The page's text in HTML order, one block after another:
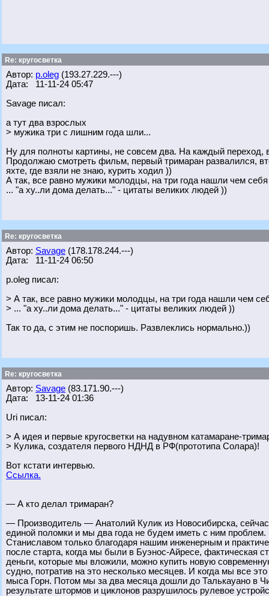
Re: кругосветка
Автор: p.oleg (193.27.229.---)
Дата: 11-11-24 05:47
Savage писал:
а тут два взрослых
> мужика три с лишним года шли...
Ну для полноты картины, не совсем два. На каждый переход,
Продолжаю смотреть фильм, первый тримаран развалился,
яхте, где взяли не знаю, курить ходил ))
А так, все равно мужики молодцы, на три года нашли чем себя
... "а ху..ли дома делать..." - цитаты великих людей ))
Re: кругосветка
Автор: Savage (178.178.244.---)
Дата: 11-11-24 06:50
p.oleg писал:
> А так, все равно мужики молодцы, на три года нашли чем
> ... "а ху..ли дома делать..." - цитаты великих людей ))
Так то да, с этим не поспоришь. Развлеклись нормально.))
Re: кругосветка
Автор: Savage (83.171.90.---)
Дата: 13-11-24 01:36
Uri писал:
> А идея и первые кругосветки на надувном катамаране-
> Кулика, создателя первого НДНД в РФ(прототипа Солара)!
Вот кстати интервью.
Ссылка.
— А кто делал тримаран?
— Производитель — Анатолий Кулик из Новосибирска,
единой поломки и мы два года не будем иметь с ним
Станиславом только благодаря нашим инженерным и
после старта, когда мы были в Буэнос-Айресе, фактическая
деньги, которые мы вложили, можно купить новую
судно, потратив на это несколько месяцев. И когда мы все
мыса Горн. Потом мы за два месяца дошли до Талькауано в
результате штормов и циклонов разрушилось рулевое